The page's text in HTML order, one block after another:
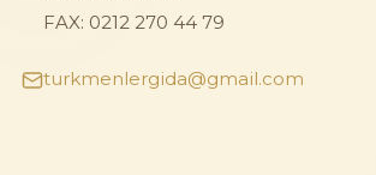
FAX: 0212 270 44 79
turkmenlergida@gmail.com